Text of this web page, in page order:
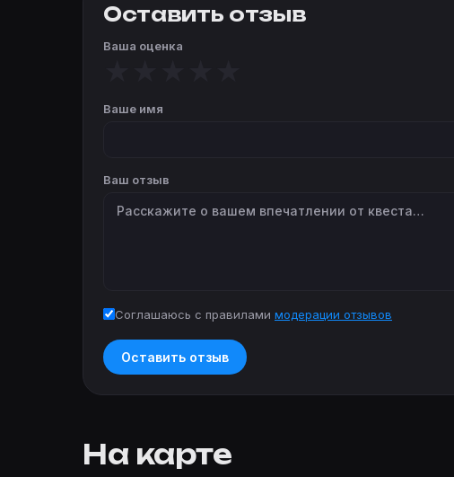
Оставить отзыв
Ваша оценка
Ваше имя
Ваш отзыв
Соглашаюсь с правилами модерации отзывов
Оставить отзыв
На карте